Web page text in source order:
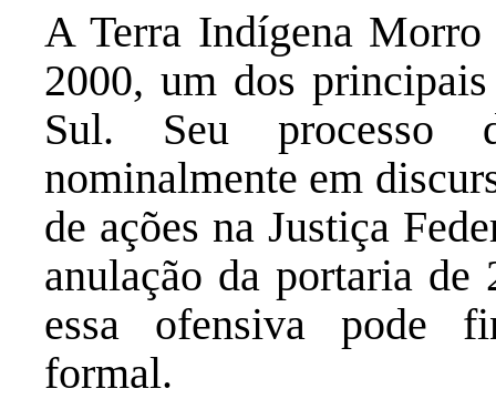
A Terra Indígena Morro
2000, um dos
Sul. Seu processo
nominalmente em
de ações na Justiça
anulação da portaria
essa ofensiva pode
formal.